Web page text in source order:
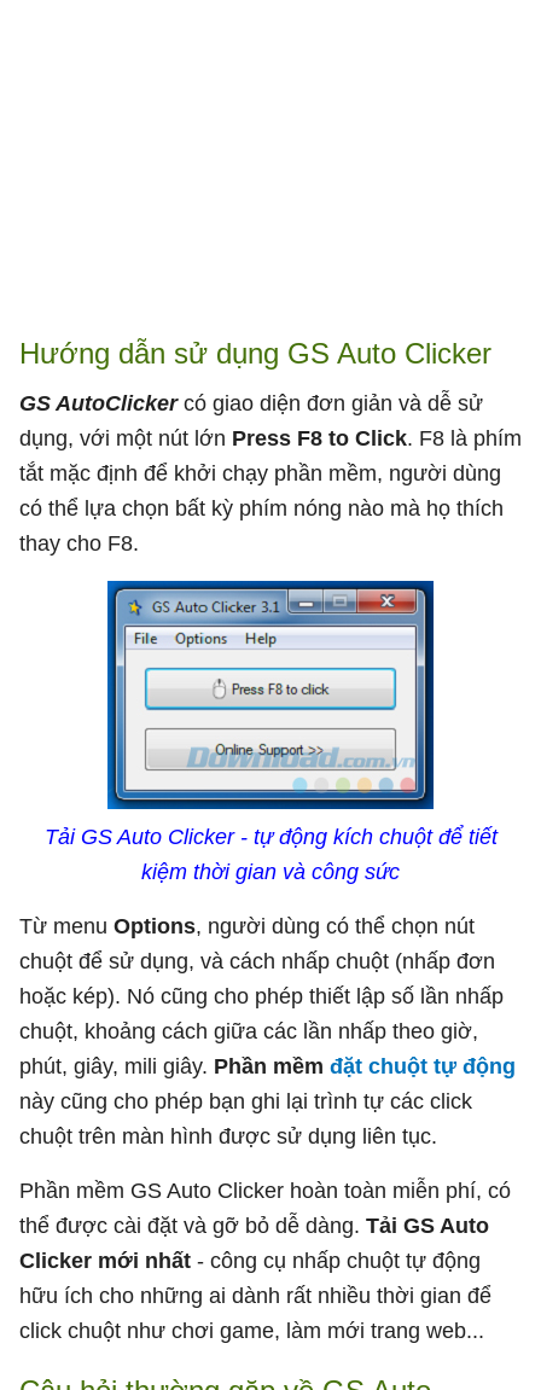
Hướng dẫn sử dụng GS Auto Clicker
GS AutoClickercó giao diện đơn giản và dễ sử
dụng, với một nút lớn Press F8 to Click. F8 là phím
tắt mặc định để khởi chạy phần mềm, người dùng
có thể lựa chọn bất kỳ phím nóng nào mà họ thích
thay cho F8.
Tải GS Auto Clicker - tự động kích chuột để tiết
kiệm thời gian và công sức
Từ menu Options, người dùng có thể chọn nút
chuột để sử dụng, và cách nhấp chuột (nhấp đơn
hoặc kép). Nó cũng cho phép thiết lập số lần nhấp
chuột, khoảng cách giữa các lần nhấp theo giờ,
phút, giây, mili giây. Phần mềm đặt chuột tự động
này cũng cho phép bạn ghi lại trình tự các click
chuột trên màn hình được sử dụng liên tục.
Phần mềm GS Auto Clicker hoàn toàn miễn phí, có
thể được cài đặt và gỡ bỏ dễ dàng. Tải GS Auto
Clicker mới nhất - công cụ nhấp chuột tự động
hữu ích cho những ai dành rất nhiều thời gian để
click chuột như chơi game, làm mới trang web...